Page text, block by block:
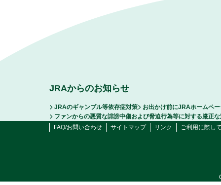
JRAからのお知らせ
JRAのギャンブル等依存症対策
お出かけ前にJRAホームペ
ファンからの悪質な誹謗中傷および脅迫行為等に対する厳正
FAQ/お問い合わせ
サイトマップ リンク ご利用に際し